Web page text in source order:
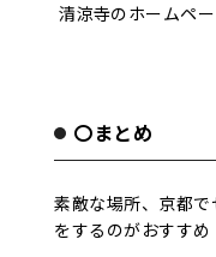
清涼寺のホームペ
〇まとめ
素敵な場所、京都
をするのがおすすめ